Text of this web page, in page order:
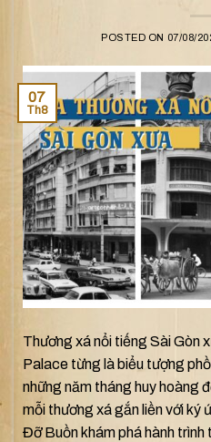
POSTED ON 07/08/
07
Th8
Thương xá nổi tiếng Sài Gòn
Palace từng là biểu tượng
những năm tháng huy hoàng
mỗi thương xá gắn liền với ký
Đỡ Buồn khám phá hành